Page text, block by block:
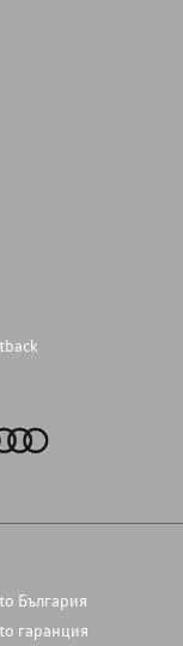
България
гаранция